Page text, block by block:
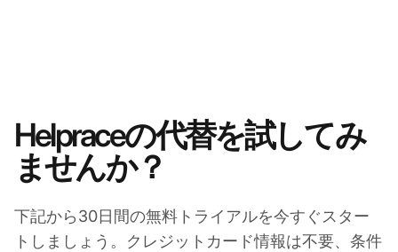
Helpraceの代替を試してみ
ませんか？
下記から30日間の無料トライアルを今すぐスター
トしましょう。クレジットカード情報は不要、条件